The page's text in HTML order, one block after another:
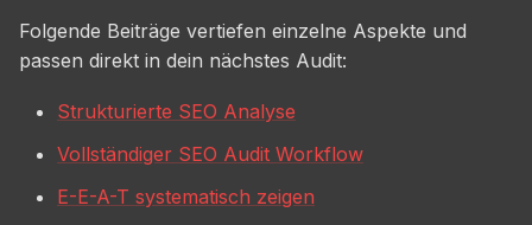
Folgende Beiträge vertiefen einzelne Aspekte und
passen direkt in dein nächstes Audit:
Strukturierte SEO Analyse
Vollständiger SEO Audit Workflow
E-E-A-T systematisch zeigen